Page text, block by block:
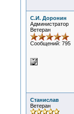
С.И. Доронин
Администратор
Ветеран
Сообщений: 795
Станислав
Ветеран